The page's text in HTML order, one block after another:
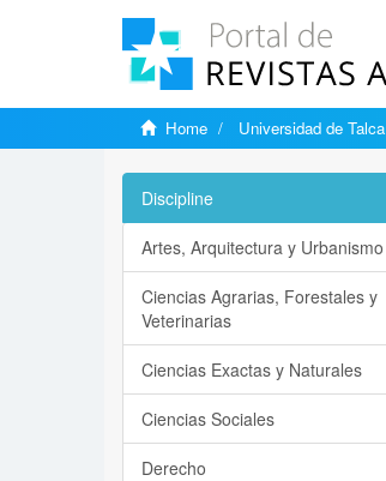
Home Universidad de Talca
Discipline
Artes, Arquitectura y Urbanismo
Ciencias Agrarias, Forestales y
Veterinarias
Ciencias Exactas y Naturales
Ciencias Sociales
Derecho